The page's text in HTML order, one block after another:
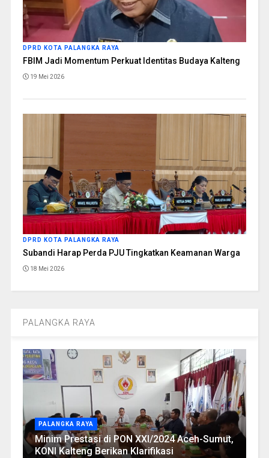
DPRD KOTA PALANGKA RAYA
FBIM Jadi Momentum Perkuat Identitas Budaya Kalteng
19 Mei 2026
DPRD KOTA PALANGKA RAYA
Subandi Harap Perda PJU Tingkatkan Keamanan Warga
18 Mei 2026
PALANGKA RAYA
PALANGKA RAYA
Minim Prestasi di PON XXI/2024 Aceh-Sumut,
KONI Kalteng Berikan Klarifikasi